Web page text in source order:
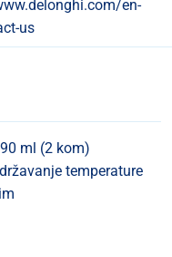
en-
us
ml (2 kom)
temperature